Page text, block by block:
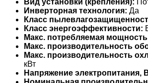
Инверторная технология: Да
Класс
Класс энергоэффективности:
Макс. потребляемая
Макс. производительность
Макс. производительность
кВт
Напряжение электропитания,